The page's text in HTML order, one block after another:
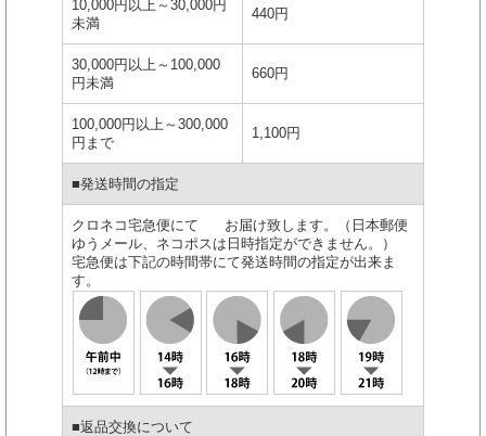
10,000円以上～30,000円
未満
440円
30,000円以上～100,000
円未満
660円
100,000円以上～300,000
円まで
1,100円
■発送時間の指定
クロネコ宅急便にて お届け致します。（日本郵便
ゆうメール、ネコポスは日時指定ができません。）
宅急便は下記の時間帯にて発送時間の指定が出来ま
す。
■返品交換について